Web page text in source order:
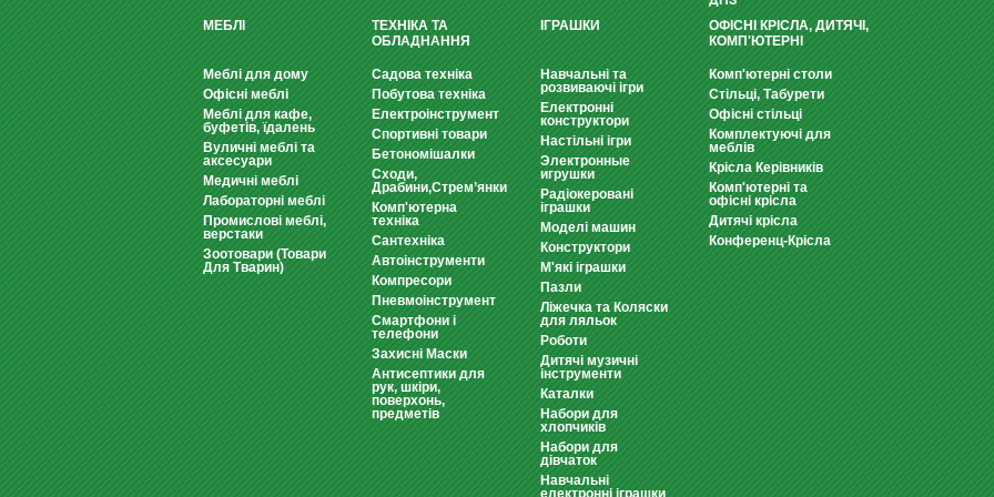
МЕБЛІ
Меблі для дому
Офісні меблі
Меблі для кафе,
буфетів, їдалень
Вуличні меблі та
аксесуари
Медичні меблі
Лабораторні меблі
Промислові меблі,
верстаки
Зоотовари (Товари
Для Тварин)
ТЕХНІКА ТА
ОБЛАДНАННЯ
Садова техніка
Побутова техніка
Електроінструмент
Спортивні товари
Бетономішалки
Сходи,
Драбини,Стрем’янки
Комп'ютерна
техніка
Сантехніка
Автоінструменти
Компресори
Пневмоінструмент
Смартфони і
телефони
Захисні Маски
Антисептики для
рук, шкіри,
поверхонь,
предметів
ІГРАШКИ
Навчальні та
розвиваючі ігри
Електронні
конструктори
Настільні ігри
Электронные
игрушки
Радіокеровані
іграшки
Моделі машин
Конструктори
М'які іграшки
Пазли
Ліжечка та Коляски
для ляльок
Роботи
Дитячі музичні
інструменти
Каталки
Набори для
хлопчиків
Набори для
дівчаток
Навчальні
електронні іграшки
ОФІСНІ КРІСЛА, ДИТЯЧІ,
КОМП'ЮТЕРНІ
Комп'ютерні столи
Стільці, Табурети
Офісні стільці
Комплектуючі для
меблів
Крісла Керівників
Комп'ютерні та
офісні крісла
Дитячі крісла
Конференц-Крісла